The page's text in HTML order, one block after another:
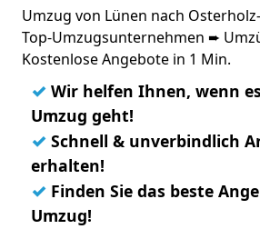
Umzug von Lünen nach
Top-Umzugsunternehmen ➨
Kostenlose Angebote in 1 Min.
✓ Wir helfen Ihnen, wenn
Umzug geht!
✓ Schnell & unverbindlich
erhalten!
✓ Finden Sie das beste
Umzug!